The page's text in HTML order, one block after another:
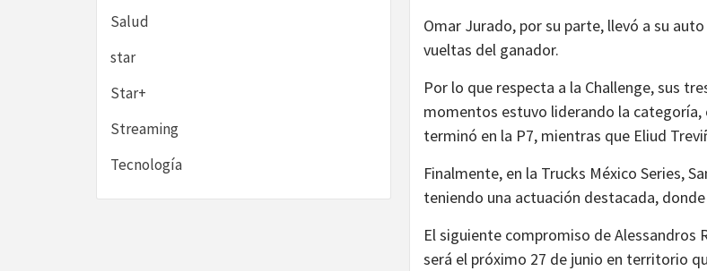
Omar Jurado, por su parte, llevó a su
vueltas del ganador.
Por lo que respecta a la Challenge, sus
momentos estuvo liderando la categoría,
terminó en la P7, mientras que Eliud
Finalmente, en la Trucks México Series,
teniendo una actuación destacada,
El siguiente compromiso de Alessandros
será el próximo 27 de junio en territorio
Salud
star
Star+
Streaming
Tecnología